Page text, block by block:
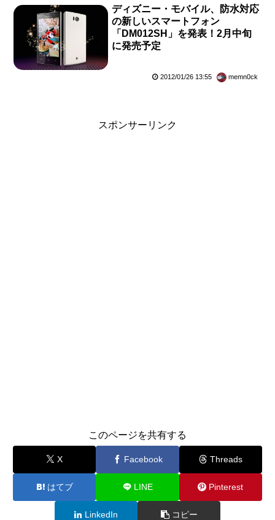
ディズニー・モバイル、防水対応
の新しいスマートフォン
「DM012SH」を発表！2月中旬
に発売予定
2012/01/26 13:55 memn0ck
スポンサーリンク
このページを共有する
X Facebook Threads
はてブ LINE Pinterest
LinkedIn コピー